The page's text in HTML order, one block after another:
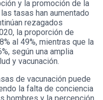
y la promoción de la
tasas han aumentado
rezagados
la proporción de
al 49%, mientras que la
según una amplia
y vacunación.
de vacunación puede
la falta de conciencia
hombres y la percepción